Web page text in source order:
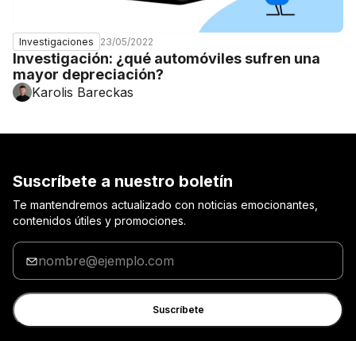
Investigaciones 23/05/2022
Investigación: ¿qué automóviles sufren una
mayor depreciación?
Karolis Bareckas
Suscríbete a nuestro boletín
Te mantendremos actualizado con noticias emocionantes,
contenidos útiles y promociones.
Introduzca
dirección
de
correo
electrónico
Suscríbete